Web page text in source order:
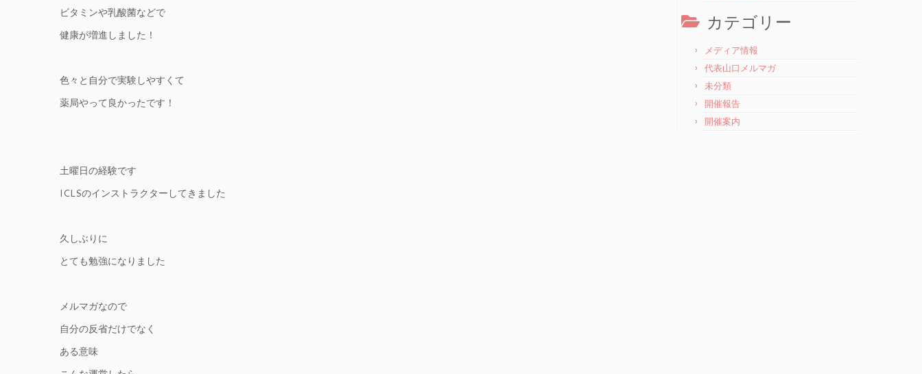
ビタミンや乳酸菌などで
健康が増進しました！
色々と自分で実験しやすくて
薬局やって良かったです！
土曜日の経験です
ICLSのインストラクターしてきました
久しぶりに
とても勉強になりました
メルマガなので
自分の反省だけでなく
ある意味
カテゴリー
メディア情報
代表山口メルマガ
未分類
開催報告
開催案内